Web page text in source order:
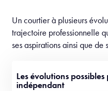
Un courtier à plusieurs
trajectoire professionnelle
ses aspirations ainsi que de
Les évolutions
indépendant